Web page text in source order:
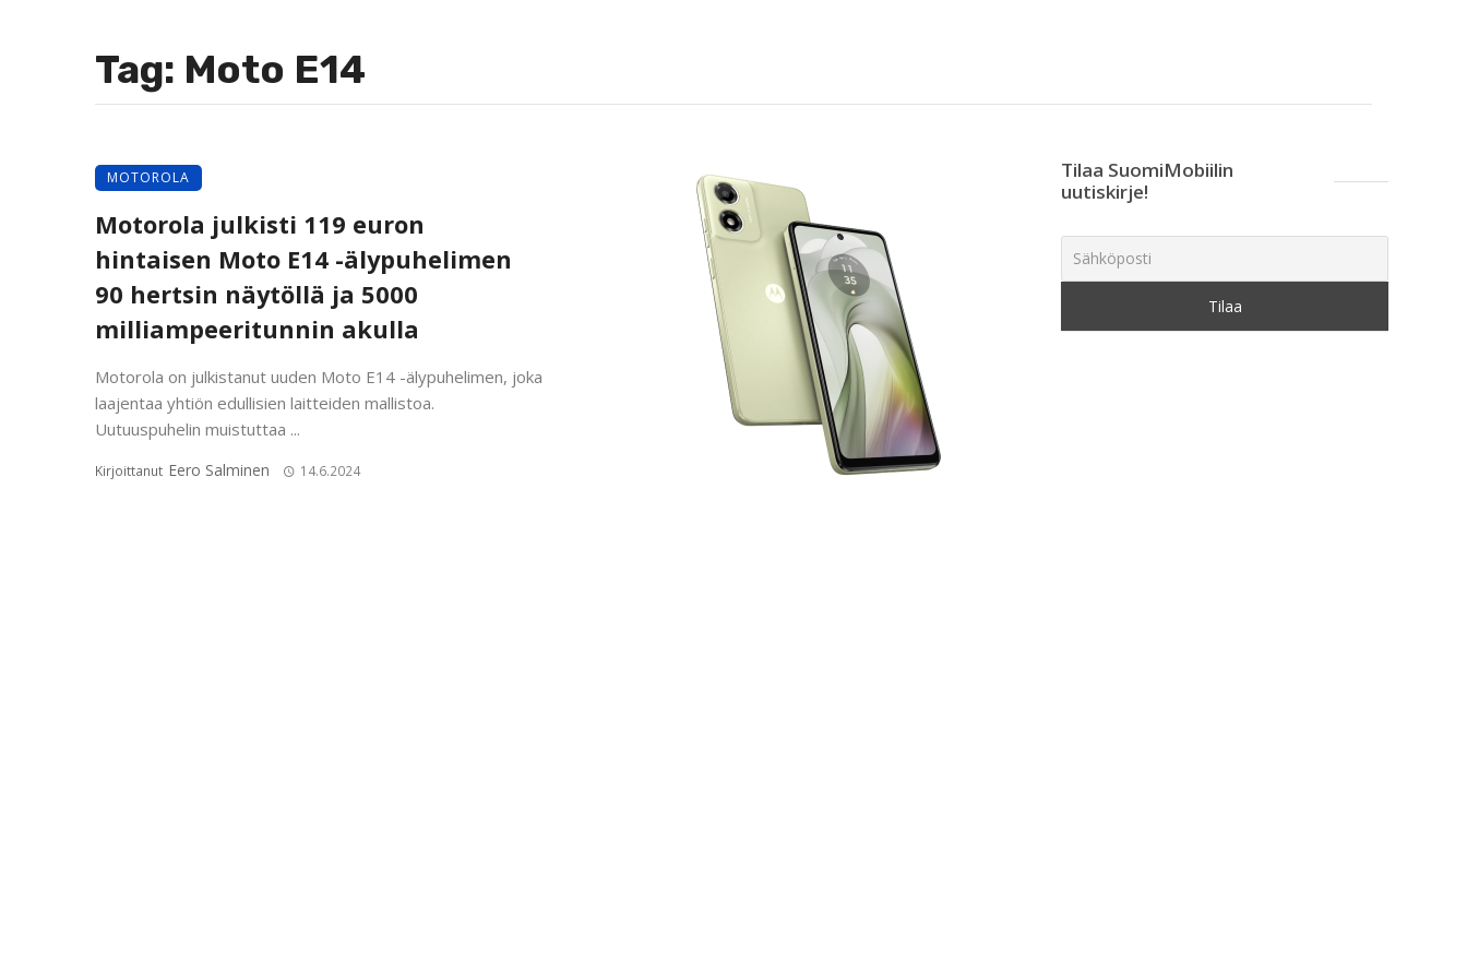
Tag: Moto E14
MOTOROLA
Motorola julkisti 119 euron
hintaisen Moto E14 -älypuhelimen
90 hertsin näytöllä ja 5000
milliampeeritunnin akulla
Motorola on julkistanut uuden Moto E14 -älypuhelimen, joka
laajentaa yhtiön edullisien laitteiden mallistoa.
Uutuuspuhelin muistuttaa ...
Kirjoittanut Eero Salminen 14.6.2024
Tilaa SuomiMobiilin
uutiskirje!